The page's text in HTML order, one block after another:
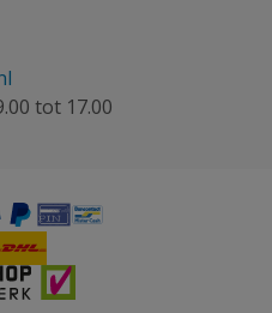
tot 17.00